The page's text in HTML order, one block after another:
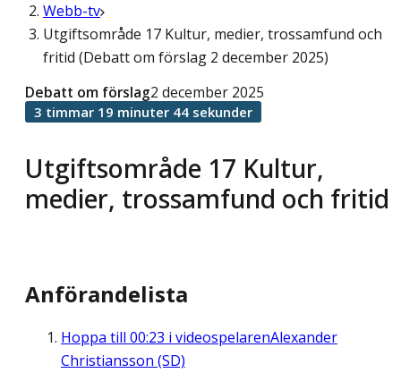
Webb-tv
Utgiftsområde 17 Kultur, medier, trossamfund och
fritid (Debatt om förslag 2 december 2025)
Utgiftsområde 17 Kultur,
medier, trossamfund och fritid
Debatt om förslag2 december 2025
3 timmar 19 minuter 44 sekunder
Anförandelista
Hoppa till 00:23 i videospelarenAlexander
Christiansson (SD)